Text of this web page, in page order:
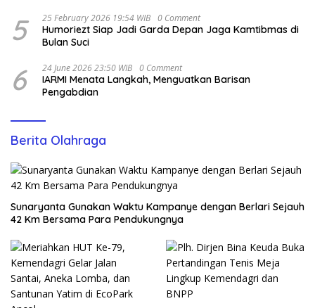
5 25 February 2026 19:54 WIB 0 Comment
Humoriezt Siap Jadi Garda Depan Jaga Kamtibmas di
Bulan Suci
6 24 June 2026 23:50 WIB 0 Comment
IARMI Menata Langkah, Menguatkan Barisan
Pengabdian
Berita Olahraga
Sunaryanta Gunakan Waktu Kampanye dengan Berlari Sejauh
42 Km Bersama Para Pendukungnya